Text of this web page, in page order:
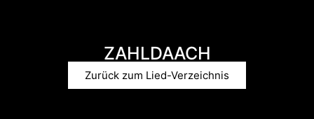
ZAHLDAACH
Zurück zum Lied-Verzeichnis